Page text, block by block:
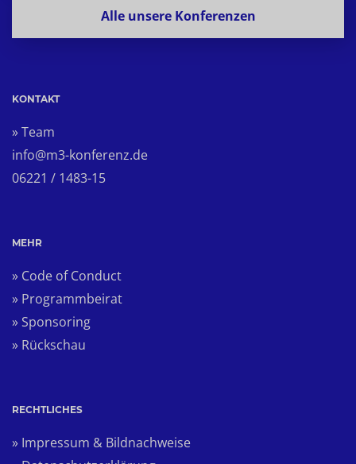
Alle unsere Konferenzen
KONTAKT
» Team
info@m3-konferenz.de
06221 / 1483-15
MEHR
» Code of Conduct
» Programmbeirat
» Sponsoring
» Rückschau
RECHTLICHES
» Impressum & Bildnachweise